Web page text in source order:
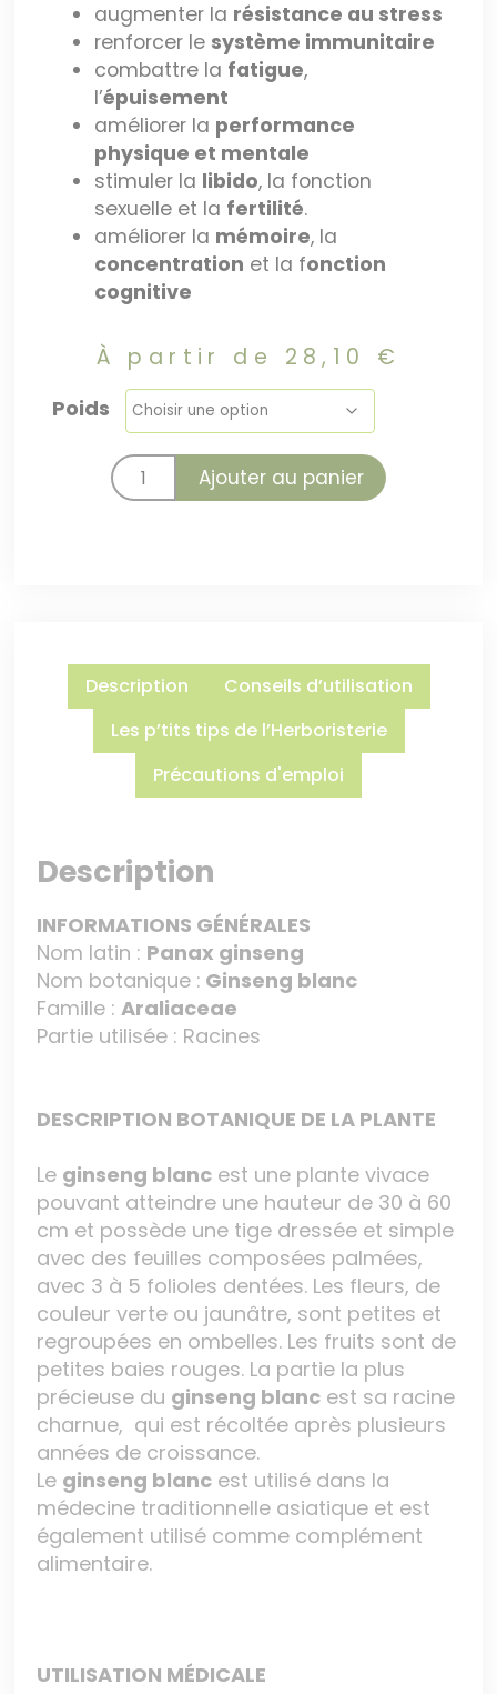
augmenter la résistance au stress
renforcer le système immunitaire
combattre la fatigue,
l’épuisement
améliorer la performance
physique et mentale
stimuler la libido, la fonction
sexuelle et la fertilité.
améliorer la mémoire, la
concentration et la fonction
cognitive
À partir de 28,10 €
Poids
Ajouter au panier
Description
Conseils d’utilisation
Les p’tits tips de l’Herboristerie
Précautions d'emploi
Description
INFORMATIONS GÉNÉRALES
Nom latin : Panax ginseng
Nom botanique : Ginseng blanc
Famille :Araliaceae
Partie utilisée : Racines
DESCRIPTION BOTANIQUE DE LA PLANTE
Le ginseng blanc est une plante vivace
pouvant atteindre une hauteur de 30 à 60
cm et possède une tige dressée et simple
avec des feuilles composées palmées,
avec 3 à 5 folioles dentées. Les fleurs, de
couleur verte ou jaunâtre, sont petites et
regroupées en ombelles. Les fruits sont de
petites baies rouges. La partie la plus
précieuse du ginseng blanc est sa racine
charnue, qui est récoltée après plusieurs
années de croissance.
Le ginseng blanc est utilisé dans la
médecine traditionnelle asiatique et est
également utilisé comme complément
alimentaire.
UTILISATION MÉDICALE